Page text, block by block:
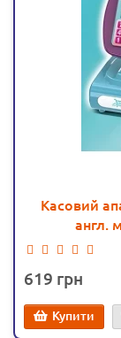
Касовий
англ.
619
Купити